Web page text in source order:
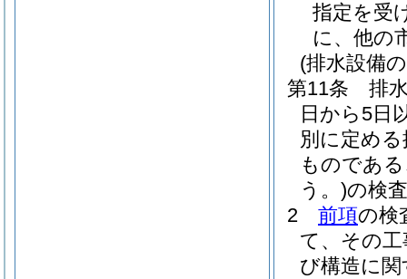
指定を受
に、他の
(排水設備
第11条
排
日から5日
別に定め
ものであ
う。)の検
2
前項の検
て、その
び構造に